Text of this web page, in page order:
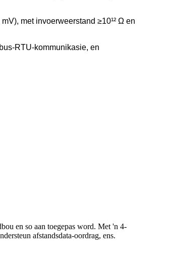
met invoerweerstand ≥10¹² Ω en
RTU-kommunikasie, en
en so aan toegepas word. Met 'n 4-
afstandsdata-oordrag, ens.